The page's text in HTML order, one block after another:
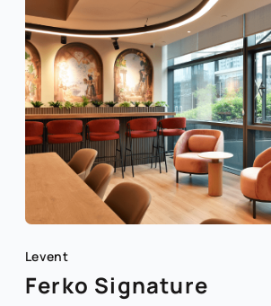
Levent
Ferko Signature